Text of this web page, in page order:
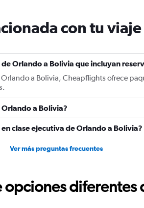
con tu viaje
Orlando a Bolivia que incluyan
a Bolivia, Cheapflights ofrece
a Bolivia?
clase ejecutiva de Orlando a Bolivia?
Ver más preguntas frecuentes
opciones